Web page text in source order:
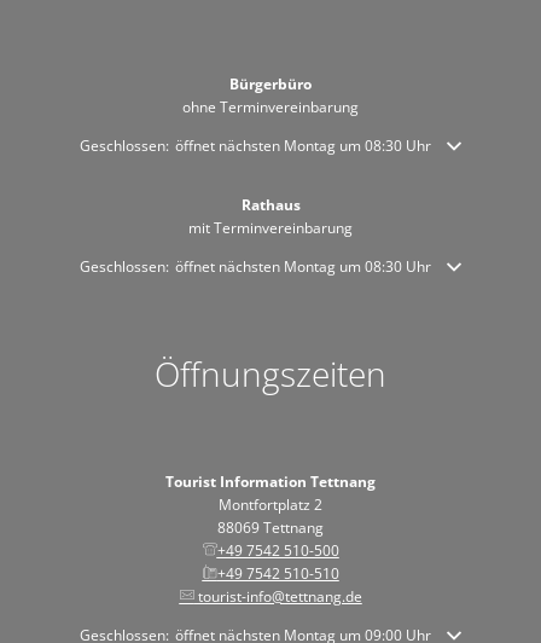
Bürgerbüro
ohne Terminvereinbarung
Klicken, um weitere Öffnungs- oder Schließzeiten auszublenden
Geschlossen: öffnet nächsten Montag um 08:30 Uhr
Rathaus
mit Terminvereinbarung
Klicken, um weitere Öffnungs- oder Schließzeiten auszublenden
Geschlossen: öffnet nächsten Montag um 08:30 Uhr
Öffnungszeiten
Tourist Information Tettnang
Montfortplatz 2
88069 Tettnang
+49 7542 510-500
+49 7542 510-510
tourist-info@tettnang.de
Klicken, um weitere Öffnungs- oder Schließzeiten auszublenden
Geschlossen: öffnet nächsten Montag um 09:00 Uhr